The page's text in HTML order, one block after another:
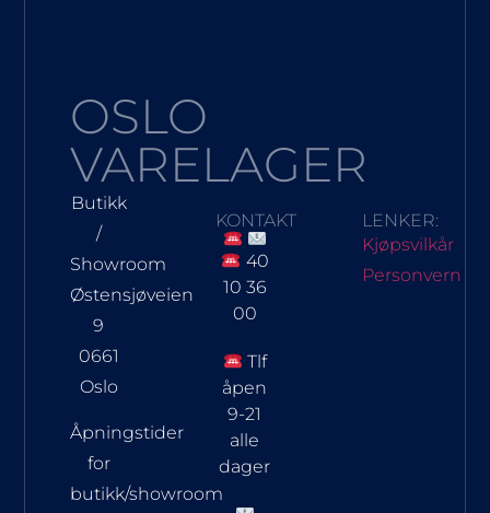
OSLO
VARELAGER
Butikk
/
Showroom
Østensjøveien
9
0661
Oslo
Åpningstider
for
butikk/showroom
KONTAKT
40
10 36
00
Tlf
åpen
9-21
alle
dager
LENKER:
Kjøpsvilkår
Personvern